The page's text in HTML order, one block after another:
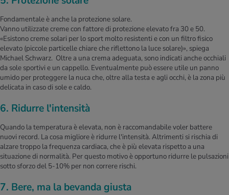
Fondamentale è anche la protezione solare.
Vanno utilizzate creme con fattore di protezione elevato fra 30 e 50.
«Esistono creme solari per lo sport molto resistenti e con un filtro fisico
elevato (piccole particelle chiare che riflettono la luce solare)», spiega
Michael Schwarz. Oltre a una crema adeguata, sono indicati anche occhiali
da sole sportivi e un cappello. Eventualmente può essere utile un panno
umido per proteggere la nuca che, oltre alla testa e agli occhi, è la zona più
delicata in caso di sole e caldo.
6. Ridurre l'intensità
Quando la temperatura è elevata, non è raccomandabile voler battere
nuovi record. La cosa migliore è ridurre l'intensità. Altrimenti si rischia di
alzare troppo la frequenza cardiaca, che è più elevata rispetto a una
situazione di normalità. Per questo motivo è opportuno ridurre le pulsazioni
sotto sforzo del 5-10% per non correre rischi.
7. Bere, ma la bevanda giusta